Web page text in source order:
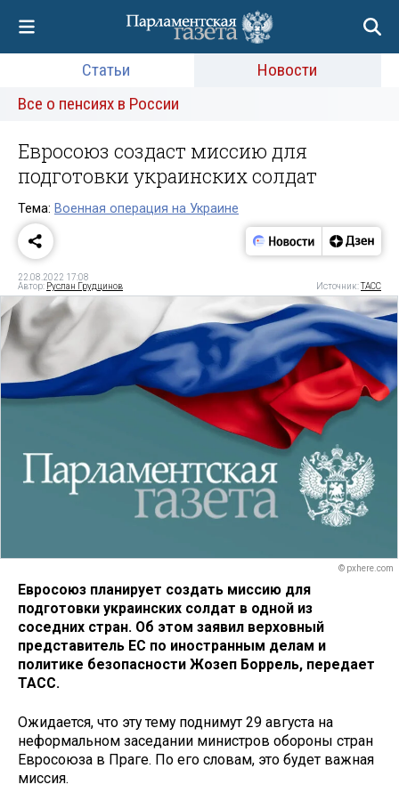
Статьи
Новости
Все о пенсиях в России
Евросоюз создаст миссию для
подготовки украинских солдат
Тема: Военная операция на Украине
22.08.2022 17:08
Автор: Руслан Грудцинов Источник:ТАСС
© pxhere.com
Евросоюз планирует создать миссию для
подготовки украинских солдат в одной из
соседних стран. Об этом заявил верховный
представитель ЕС по иностранным делам и
политике безопасности Жозеп Боррель, передает
ТАСС.
Ожидается, что эту тему поднимут 29 августа на
неформальном заседании министров обороны стран
Евросоюза в Праге. По его словам, это будет важная
миссия.